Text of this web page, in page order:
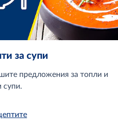
за супи
предложения за топли и
супи.